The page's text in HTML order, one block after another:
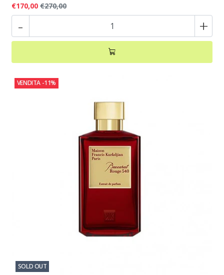
€170,00 €270,00
- +
VENDITA -11%
SOLD OUT